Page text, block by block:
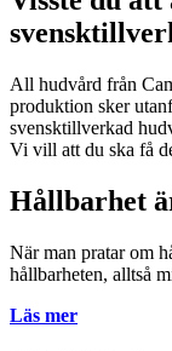
All hudvård från
produktion sker
svensktillverkad
Vi vill att du ska få
Hållbarhet
När man pratar om
hållbarheten, alltså
Läs mer